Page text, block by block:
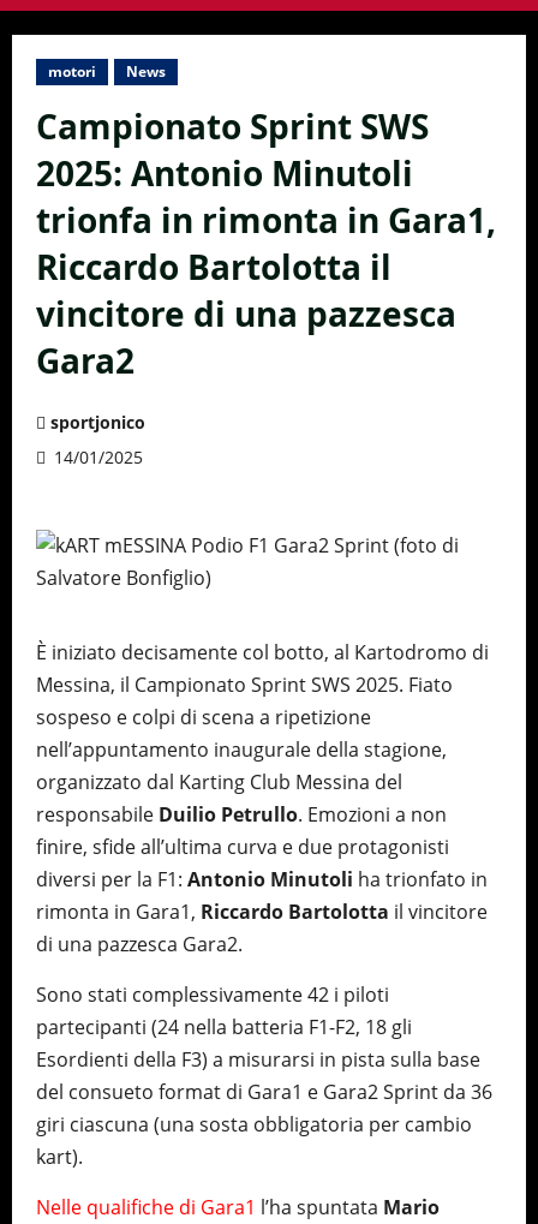
motori News
Campionato Sprint SWS
2025: Antonio Minutoli
trionfa in rimonta in Gara1,
Riccardo Bartolotta il
vincitore di una pazzesca
Gara2
sportjonico
14/01/2025
È iniziato decisamente col botto, al Kartodromo di
Messina, il Campionato Sprint SWS 2025. Fiato
sospeso e colpi di scena a ripetizione
nell’appuntamento inaugurale della stagione,
organizzato dal Karting Club Messina del
responsabile Duilio Petrullo. Emozioni a non
finire, sfide all’ultima curva e due protagonisti
diversi per la F1: Antonio Minutoli ha trionfato in
rimonta in Gara1, Riccardo Bartolotta il vincitore
di una pazzesca Gara2.
Sono stati complessivamente 42 i piloti
partecipanti (24 nella batteria F1-F2, 18 gli
Esordienti della F3) a misurarsi in pista sulla base
del consueto format di Gara1 e Gara2 Sprint da 36
giri ciascuna (una sosta obbligatoria per cambio
kart).
Nelle qualifiche di Gara1 l’ha spuntata Mario